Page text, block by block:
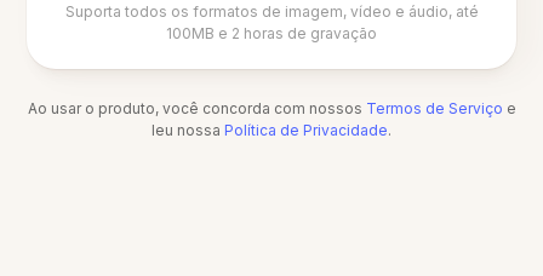
Suporta todos os formatos de imagem, vídeo e áudio, até
100MB e 2 horas de gravação
Ao usar o produto, você concorda com nossos Termos de Serviço e
leu nossa Política de Privacidade.